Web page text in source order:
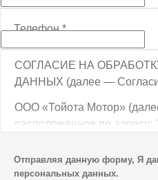
Телефон*
СОГЛАСИЕ НА
ДАННЫХ (далее —
ООО «Тойота Мотор»
расположенное по адресу:
ТПЗ «Алтуфьево», вл. 5,
персональных данных.
Отправляя данную форму, Я
персональных данных.